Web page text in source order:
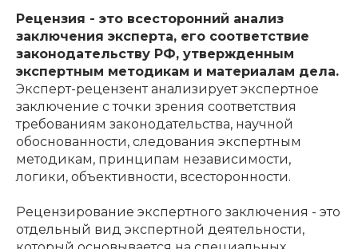
Рецензия - это всесторонний анализ
заключения эксперта, его соответствие
законодательству РФ, утвержденным
экспертным методикам и материалам дела.
Эксперт-рецензент анализирует экспертное
заключение с точки зрения соответствия
требованиям законодательства, научной
обоснованности, следования экспертным
методикам, принципам независимости,
логики, объективности, всесторонности.
Рецензирование экспертного заключения - это
отдельный вид экспертной деятельности,